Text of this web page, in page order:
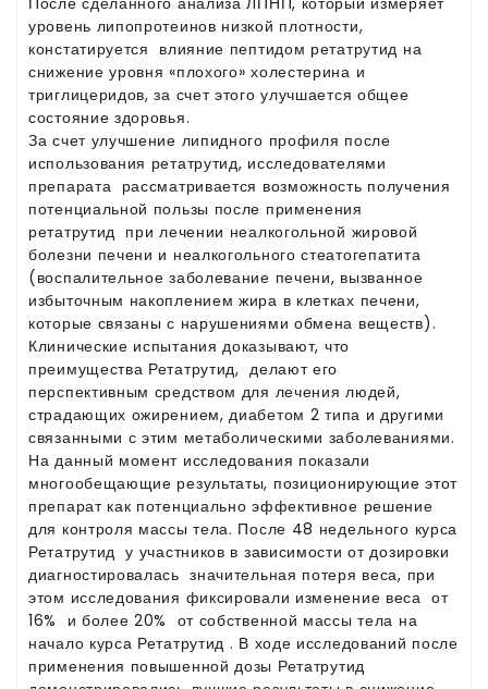
уровень липопротеинов низкой плотности,
констатируется влияние пептидом ретатрутид на
снижение уровня «плохого» холестерина и
триглицеридов, за счет этого улучшается общее
состояние здоровья.
За счет улучшение липидного профиля после
использования ретатрутид, исследователями
препарата рассматривается возможность получения
потенциальной пользы после применения
ретатрутид при лечении неалкогольной жировой
болезни печени и неалкогольного стеатогепатита
(воспалительное заболевание печени, вызванное
избыточным накоплением жира в клетках печени,
которые связаны с нарушениями обмена веществ).
Клинические испытания доказывают, что
преимущества Ретатрутид, делают его
перспективным средством для лечения людей,
страдающих ожирением, диабетом 2 типа и другими
связанными с этим метаболическими заболеваниями.
На данный момент исследования показали
многообещающие результаты, позиционирующие этот
препарат как потенциально эффективное решение
для контроля массы тела. После 48 недельного курса
Ретатрутид у участников в зависимости от дозировки
диагностировалась значительная потеря веса, при
этом исследования фиксировали изменение веса от
16% и более 20% от собственной массы тела на
начало курса Ретатрутид . В ходе исследований после
применения повышенной дозы Ретатрутид